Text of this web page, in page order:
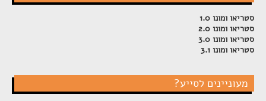
סטריאו ומונו 1.0
סטריאו ומונו 2.0
סטריאו ומונו 3.0
סטריאו ומונו 3.1
מעוניינים לסייע?